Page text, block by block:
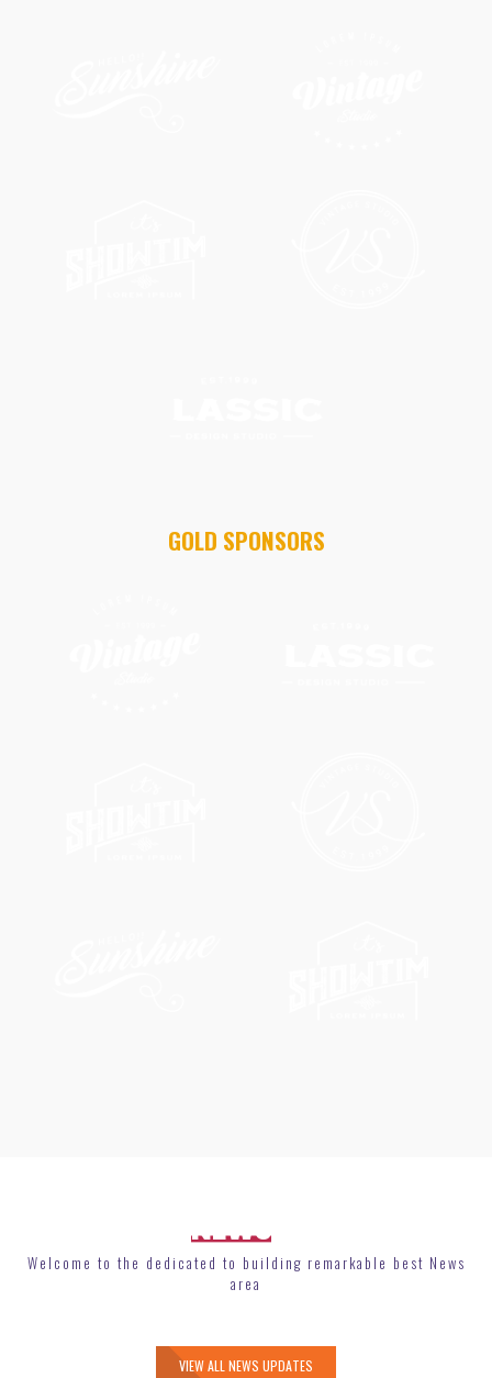
GOLD SPONSORS
NEWS
Welcome to the dedicated to building remarkable best News
area
VIEW ALL NEWS UPDATES